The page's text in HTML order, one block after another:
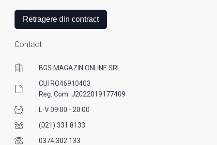
Retragere din contract
Contact
BGS MAGAZIN ONLINE SRL
CUI RO46910403
Reg. Com. J2022019177409
L-V 09:00 - 20:00
(021) 331 8133
0374 302 133